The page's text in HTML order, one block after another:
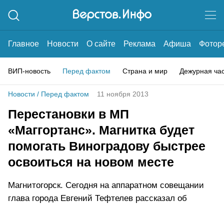
Главное Новости О сайте Реклама Афиша
ВИП-новость Перед фактом Страна и мир Дежурная
Новости / Перед фактом 11 ноября 2013
Перестановки в МП
«Маггортанс». Магнитка будет
помогать Виноградову быстрее
освоиться на новом месте
Магнитогорск. Сегодня на аппаратном совещании
глава города Евгений Тефтелев рассказал об